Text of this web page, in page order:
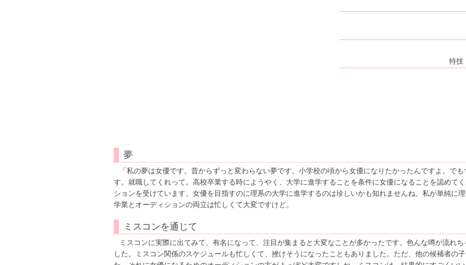
特技
夢
「私の夢は女優です。昔からずっと変わらない夢です。小学校の頃から女優になりたかったんですよ。で
す。就職してくれって。高校卒業する時にようやく、大学に進学することを条件に女優になることを認めて
ションを受けています。女優を目指すのに理系の大学に進学するのは珍しいかも知れませんね。私が単純に
学業とオーディションの両立は忙しくて大変ですけど。
ミスコンを通じて
ミスコンに実際に出てみて、有名になって、注目が集まると大変なことが多かったです。色んな噂が流れ
した。ミスコン関係のスケジュールも忙しくて、挫けそうになったこともありました。ただ、他の候補者の